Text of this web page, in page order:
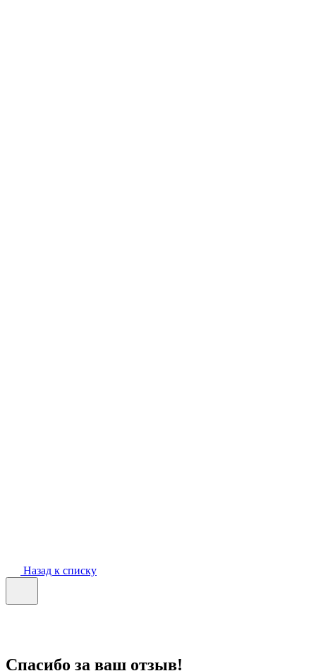
Назад к списку
Спасибо за ваш отзыв!